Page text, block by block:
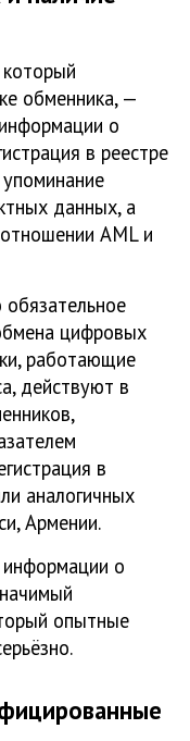
обменника, —
о
в реестре
данных, а
AML и
цифровых
работающие
действуют в
в
аналогичных
Армении.
о
опытные